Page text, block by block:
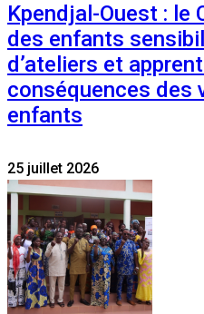
Kpendjal-Ouest : le
des enfants
d’ateliers et
conséquences des
enfants
25 juillet 2026